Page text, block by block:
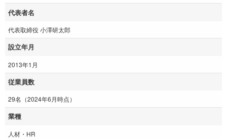
代表者名
代表取締役 小澤研太郎
設立年月
2013年1月
従業員数
29名（2024年6月時点）
業種
人材・HR